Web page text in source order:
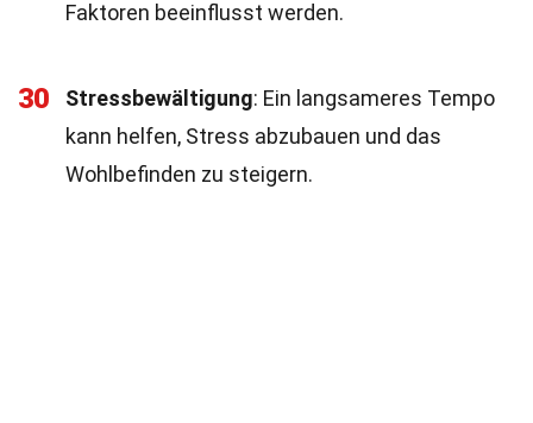
Faktoren beeinflusst werden.
30 Stressbewältigung: Ein langsameres Tempo
kann helfen, Stress abzubauen und das
Wohlbefinden zu steigern.